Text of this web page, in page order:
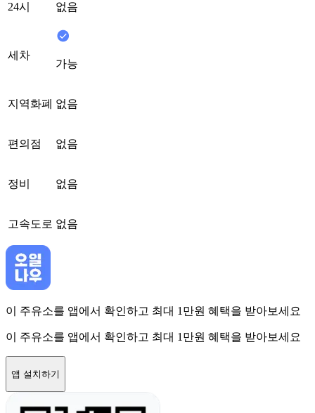
24시 없음
세차
가능
지역화폐 없음
편의점 없음
정비 없음
고속도로 없음
이 주유소를 앱에서 확인하고 최대 1만원 혜택을 받아보세요
이 주유소를 앱에서 확인하고 최대 1만원 혜택을 받아보세요
앱 설치하기